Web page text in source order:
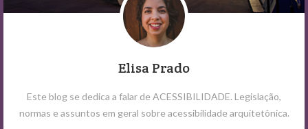
Elisa Prado
Este blog se dedica a falar de ACESSIBILIDADE. Legislação,
normas e assuntos em geral sobre acessibilidade arquitetônica.